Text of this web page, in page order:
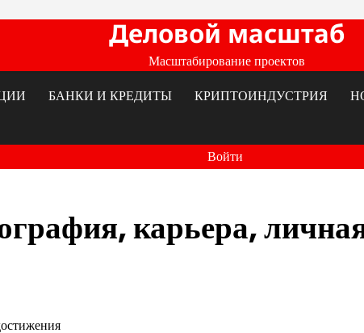
Деловой масштаб
Масштабирование проектов
БАНКИ И КРЕДИТЫ КРИПТОИНДУСТРИЯ
Войти
карьера,